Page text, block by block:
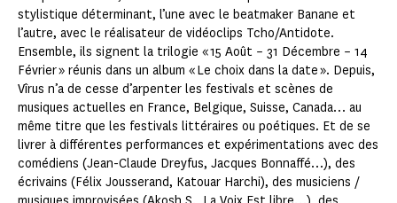
stylistique déterminant, l’une avec le beatmaker Banane et
l’autre, avec le réalisateur de vidéoclips Tcho/Antidote.
Ensemble, ils signent la trilogie « 15 Août – 31 Décembre – 14
Février » réunis dans un album « Le choix dans la date ». Depuis,
Vîrus n’a de cesse d’arpenter les festivals et scènes de
musiques actuelles en France, Belgique, Suisse, Canada… au
même titre que les festivals littéraires ou poétiques. Et de se
livrer à différentes performances et expérimentations avec des
comédiens (Jean-Claude Dreyfus, Jacques Bonnaffé…), des
écrivains (Félix Jousserand, Katouar Harchi), des musiciens /